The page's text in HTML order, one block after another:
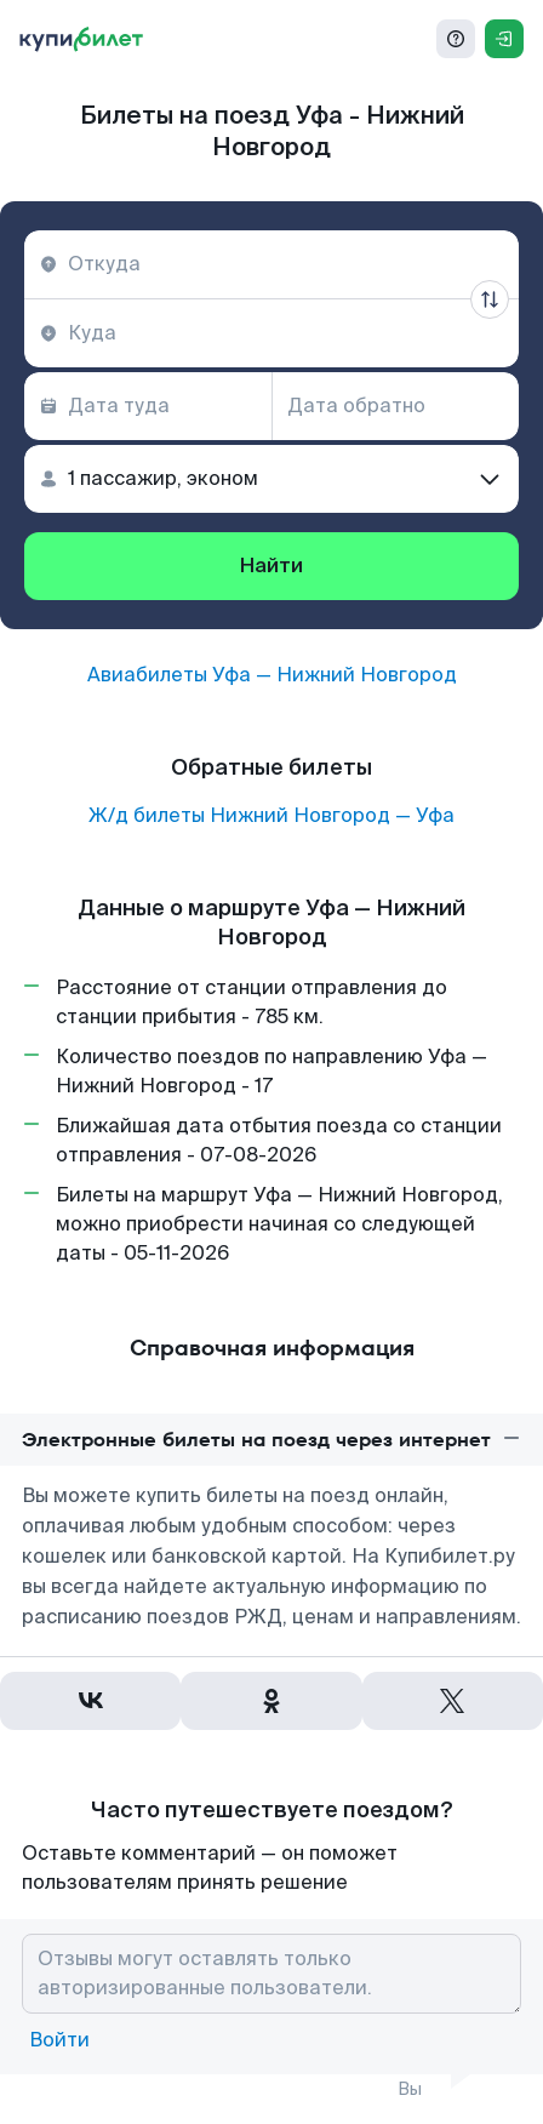
Билеты на поезд Уфа - Нижний
Новгород
Найти
Авиабилеты Уфа — Нижний Новгород
Обратные билеты
Ж/д билеты Нижний Новгород — Уфа
Данные о маршруте Уфа — Нижний
Новгород
Расстояние от станции отправления до
станции прибытия - 785 км.
Количество поездов по направлению Уфа —
Нижний Новгород - 17
Ближайшая дата отбытия поезда со станции
отправления - 07-08-2026
Билеты на маршрут Уфа — Нижний Новгород,
можно приобрести начиная со следующей
даты - 05-11-2026
Справочная информация
Электронные билеты на поезд через интернет
Вы можете купить билеты на поезд онлайн,
оплачивая любым удобным способом: через
кошелек или банковской картой. На Купибилет.ру
вы всегда найдете актуальную информацию по
расписанию поездов РЖД, ценам и направлениям.
Часто путешествуете поездом?
Оставьте комментарий — он поможет
пользователям принять решение
Войти
Вы